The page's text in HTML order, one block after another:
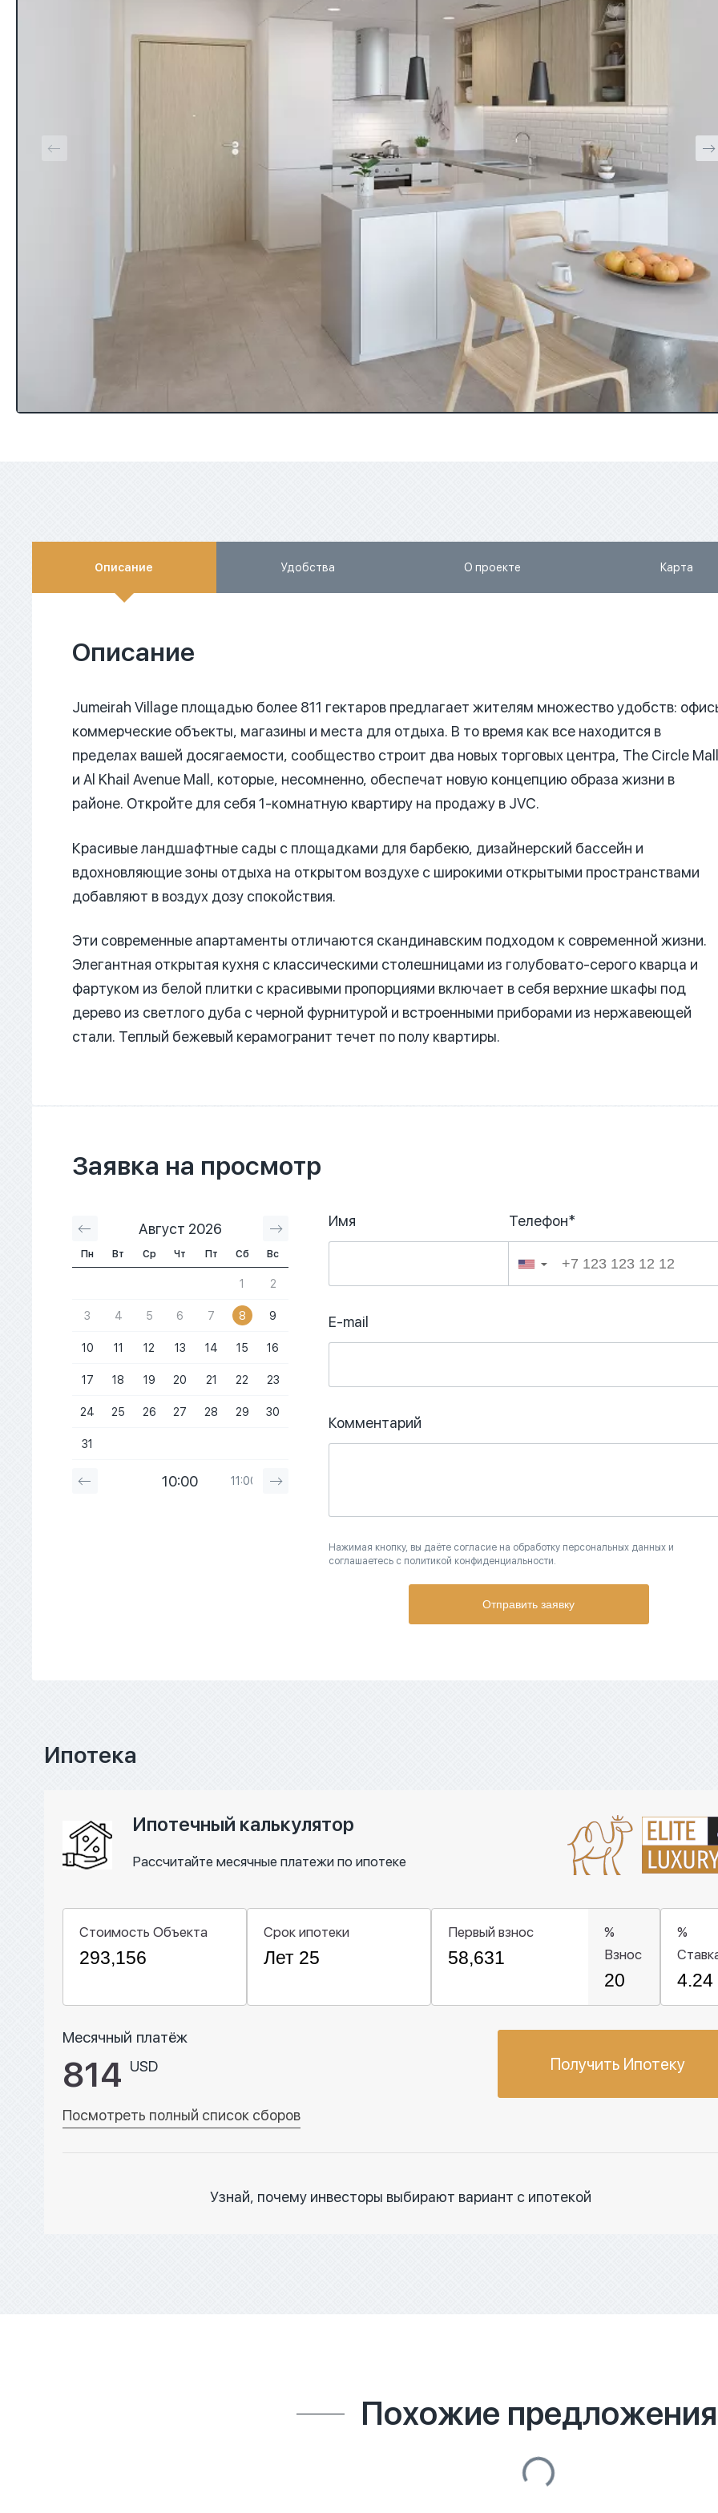
Описание Удобства О проекте Карта
Описание
Jumeirah Village площадью более 811 гектаров предлагает жителям множество удобств:
коммерческие объекты, магазины и места для отдыха. В то время как все находится в
пределах вашей досягаемости, сообщество строит два новых торговых центра, The Circle Mall
и Al Khail Avenue Mall, которые, несомненно, обеспечат новую концепцию образа жизни в
районе. Откройте для себя 1-комнатную квартиру на продажу в JVC.
Красивые ландшафтные сады с площадками для барбекю, дизайнерский бассейн и
вдохновляющие зоны отдыха на открытом воздухе с широкими открытыми пространствами
добавляют в воздух дозу спокойствия.
Эти современные апартаменты отличаются скандинавским подходом к современной жизни.
Элегантная открытая кухня с классическими столешницами из голубовато-серого кварца и
фартуком из белой плитки с красивыми пропорциями включает в себя верхние шкафы под
дерево из светлого дуба с черной фурнитурой и встроенными приборами из нержавеющей
стали. Теплый бежевый керамогранит течет по полу квартиры.
Заявка на просмотр
Август 2026 Сентябрь 2026
Пн Вт Ср Чт Пт Сб Вс
1 2
3 4 5 6 7 8 9
10 11 12 13 14 15 16
17 18 19 20 21 22 23
24 25 26 27 28 29 30
31
10:00 11:00
Имя Телефон*
▼
E-mail
Комментарий
Нажимая кнопку, вы даёте согласие на обработку персональных данных и
соглашаетесь с политикой конфиденциальности.
Отправить заявку
Ипотека
Ипотечный калькулятор
Рассчитайте месячные платежи по ипотеке
Стоимость Объекта Срок ипотеки Первый взнос
%
Взнос
%
Месячный платёж
814 USD
Посмотреть полный список сборов
Получить Ипотеку
Узнай, почему инвесторы выбирают вариант с ипотекой
Похожие предложения